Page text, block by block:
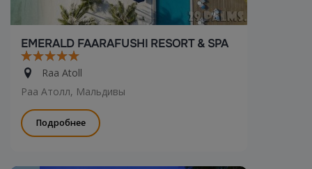
EMERALD FAARAFUSHI RESORT & SPA
Raa Atoll
Раа Атолл, Мальдивы
Подробнее